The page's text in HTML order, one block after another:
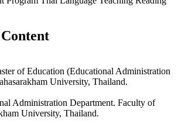
of Education (Educational Administration
University, Thailand.
Administration Department. Faculty of
University, Thailand.